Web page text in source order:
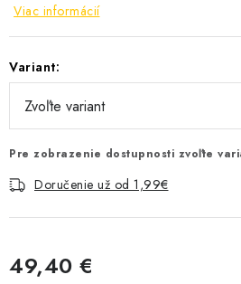
Viac informácií
Variant:
Pre zobrazenie dostupnosti zvoľte
Doručenie už od 1,99€
49,40 €